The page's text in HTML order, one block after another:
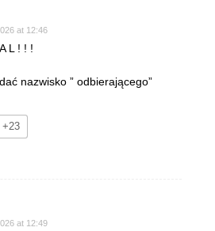
at 12:46
L ! ! !
nazwisko ” odbierającego”
+23
at 12:49